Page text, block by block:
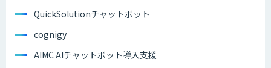
QuickSolutionチャットボット
cognigy
AIMC AIチャットボット導入支援